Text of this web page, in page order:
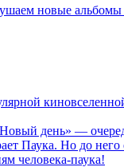
новые
день» —
Паука. Но до
человека-паука!